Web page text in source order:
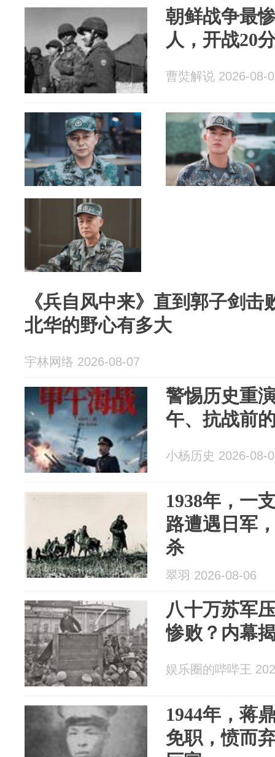
朝鲜战争最
人，开战20
曹焋解说 2026-08-
《兵自风中来》直到郭子剑
北华的野心有多大
宇林网络 2026-08-07
警惕历史重
午、抗战前
小杨历史 2026-08-
1938年，一
路遭遇日军
杀
翠羽 2026-08-06
八十万苏军
惨败？内幕
娱乐圈的哔哔王
1944年，蒋
免职，愤而